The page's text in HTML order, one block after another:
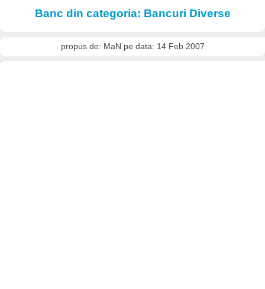
Banc din categoria: Bancuri Diverse
propus de: MaN pe data: 14 Feb 2007